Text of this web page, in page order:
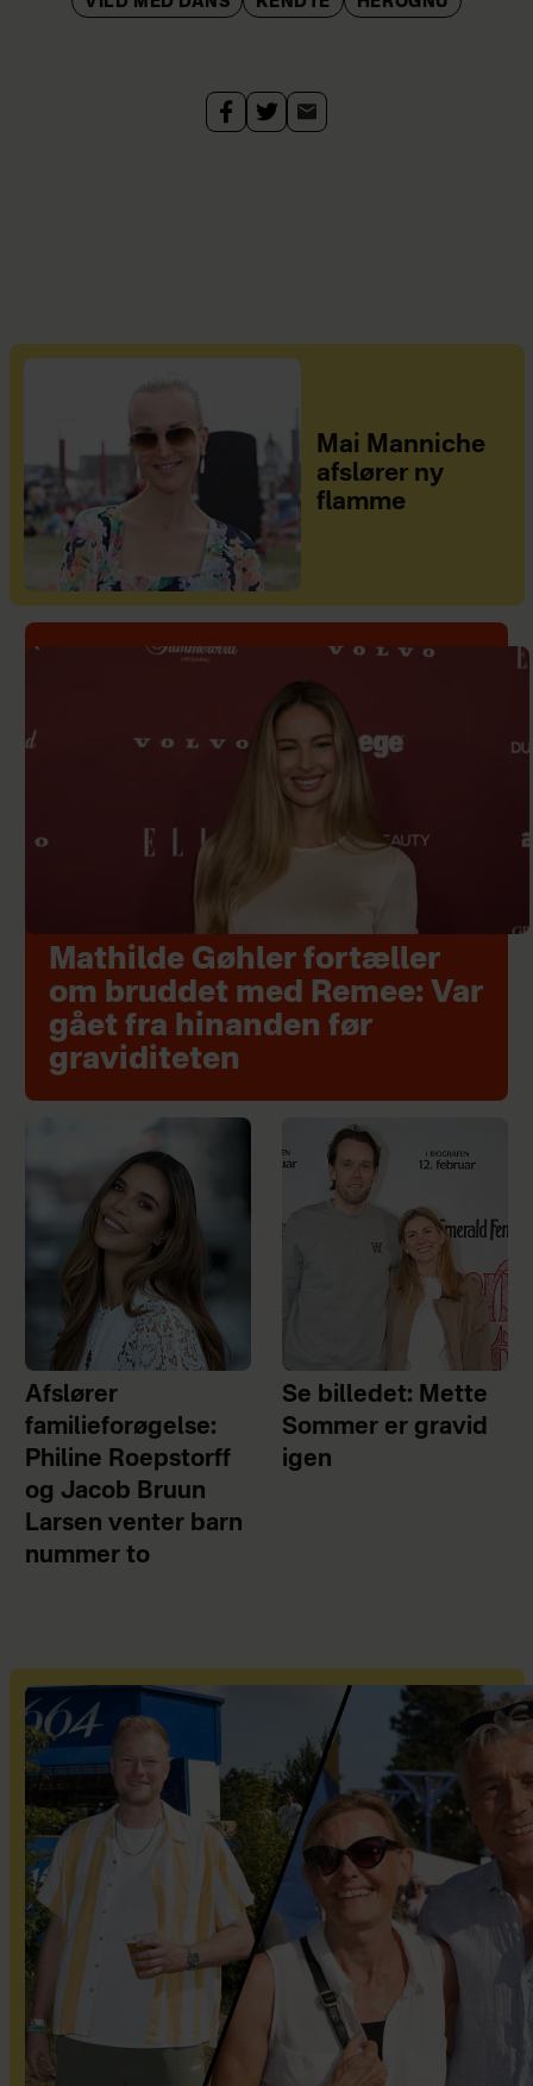
Mai Manniche
afslører ny
flamme
Mathilde Gøhler fortæller
om bruddet med Remee: Var
gået fra hinanden før
graviditeten
Afslører
familieforøgelse:
Philine Roepstorff
og Jacob Bruun
Larsen venter barn
nummer to
Se billedet: Mette
Sommer er gravid
igen